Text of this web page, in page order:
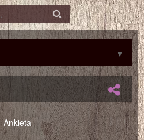
▼
Ankieta